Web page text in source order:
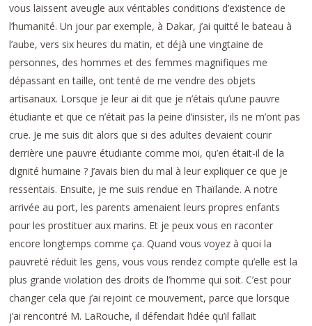
vous laissent aveugle aux véritables conditions d’existence de
l’humanité. Un jour par exemple, à Dakar, j’ai quitté le bateau à
l’aube, vers six heures du matin, et déjà une vingtaine de
personnes, des hommes et des femmes magnifiques me
dépassant en taille, ont tenté de me vendre des objets
artisanaux. Lorsque je leur ai dit que je n’étais qu’une pauvre
étudiante et que ce n’était pas la peine d’insister, ils ne m’ont pas
crue. Je me suis dit alors que si des adultes devaient courir
derrière une pauvre étudiante comme moi, qu’en était-il de la
dignité humaine ? J’avais bien du mal à leur expliquer ce que je
ressentais. Ensuite, je me suis rendue en Thaïlande. A notre
arrivée au port, les parents amenaient leurs propres enfants
pour les prostituer aux marins. Et je peux vous en raconter
encore longtemps comme ça. Quand vous voyez à quoi la
pauvreté réduit les gens, vous vous rendez compte qu’elle est la
plus grande violation des droits de l’homme qui soit. C’est pour
changer cela que j’ai rejoint ce mouvement, parce que lorsque
j’ai rencontré M. LaRouche, il défendait l’idée qu’il fallait